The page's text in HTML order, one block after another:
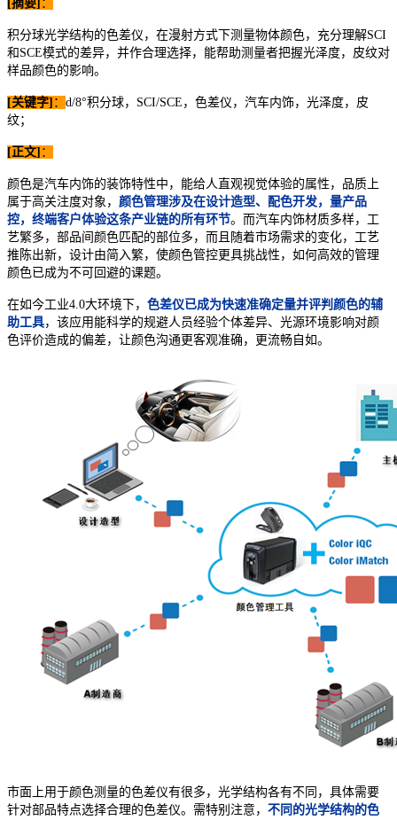
[摘要] ：
积分球光学结构的色差仪，在漫射方式下测量物体颜色，充分理解SCI
和 SCE模式的差异，并作合理选择，能帮助测量者把握光泽度，皮纹对
样品颜色的影响。
[关键字] ： d/8°积分球， SCI/SCE ，色差仪，汽车内饰，光泽度，皮
纹；
[正文] ：
颜色是汽车内饰的装饰特性中，能给人直观视觉体验的属性，品质上
属于高关注度对象， 颜色管理涉及在设计造型、配色开发，量产品
控，终端客户体验这条产业链的所有环节。而汽车内饰材质多样，工
艺繁多，部品间颜色匹配的部位多，而且随着市场需求的变化，工艺
推陈出新，设计由简入繁，使颜色管控更具挑战性，如何高效的管理
颜色已成为不可回避的课题。
在如今工业4.0大环境下， 色差仪已成为快速准确定量并评判颜色的辅
助工具，该应用能科学的规避人员经验个体差异、光源环境影响对颜
色评价造成的偏差，让颜色沟通更客观准确，更流畅自如。
市面上用于颜色测量的色差仪有很多，光学结构各有不同，具体需要
针对部品特点选择合理的色差仪。需特别注意， 不同的光学结构的色